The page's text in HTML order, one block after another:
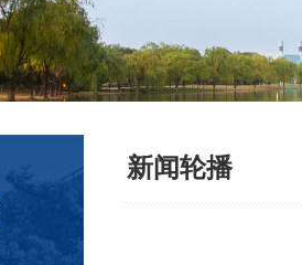
科室简介
华家池
新闻轮播